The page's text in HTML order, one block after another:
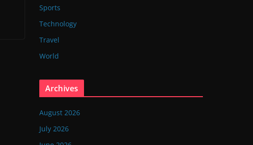
Sports
Technology
Travel
World
Archives
August 2026
July 2026